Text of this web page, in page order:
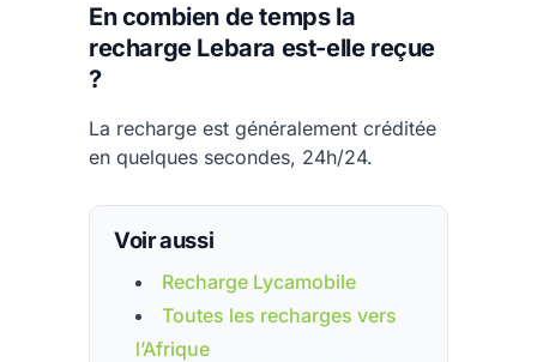
En combien de temps la
recharge Lebara est-elle reçue
?
La recharge est généralement créditée
en quelques secondes, 24h/24.
Voir aussi
Recharge Lycamobile
Toutes les recharges vers
l’Afrique